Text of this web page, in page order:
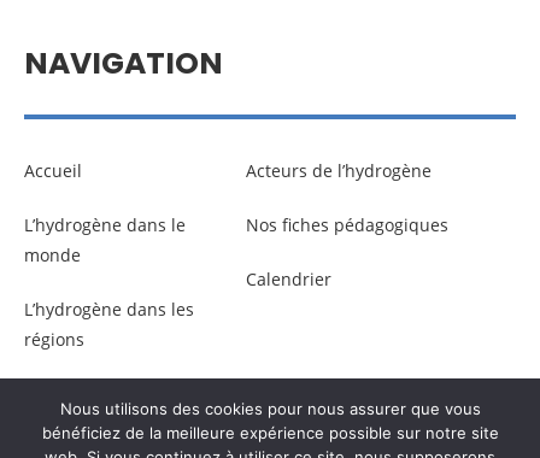
NAVIGATION
Accueil
L’hydrogène dans le
monde
L’hydrogène dans les
régions
Acteurs de l’hydrogène
Nos fiches pédagogiques
Calendrier
© Copyright –Communicaweb 2026
Nous utilisons des cookies pour nous assurer que vous
bénéficiez de la meilleure expérience possible sur notre site